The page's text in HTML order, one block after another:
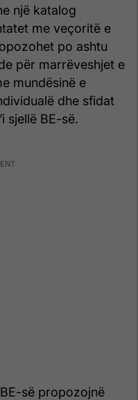
një katalog
me veçoritë e
po ashtu
për marrëveshjet e
mundësinë e
dhe sfidat
sjellë BE-së.
së propozojnë